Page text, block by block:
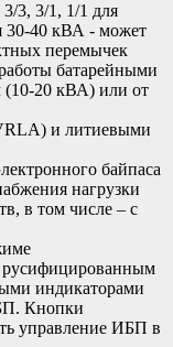
3, 3/1, 1/1 для
30-40 кВА - может
перемычек
батарейными
(10-20 кВА) или от
и литиевыми
байпаса
нагрузки
в том числе – с
русифицированным
индикаторами
Кнопки
управление ИБП в